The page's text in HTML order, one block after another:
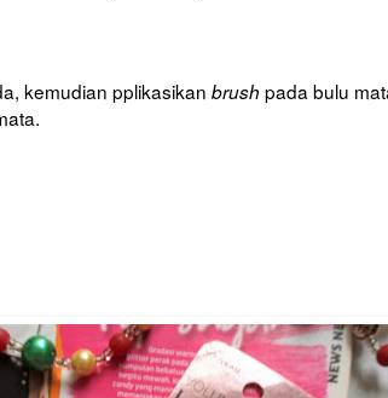
kemudian pplikasikan brush pada bulu